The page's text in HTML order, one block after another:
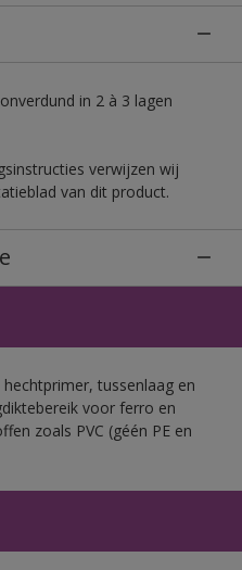
in 2 à 3 lagen
verwijzen wij
van dit product.
tussenlaag en
voor ferro en
zoals PVC (géén PE en